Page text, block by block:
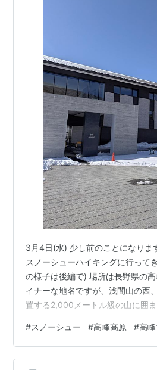
3月4日(水) 少し前のことになりま
スノーシューハイキングに行って
の様子は後編で) 場所は長野県の
イナーな地名ですが、浅間山の西
置する2,000メートル級の山に囲ま
3時間ほどで行くことができます。
ンテンリゾートというホテルでし
敵でした。 1泊2食のシニアプラ
#スノーシュー #高峰高原 #高